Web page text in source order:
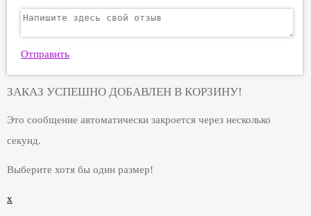
Отправить
ЗАКАЗ УСПЕШНО ДОБАВЛЕН В КОРЗИНУ!
Это сообщение автоматически закроется через несколько
секунд.
Выберите хотя бы один размер!
x